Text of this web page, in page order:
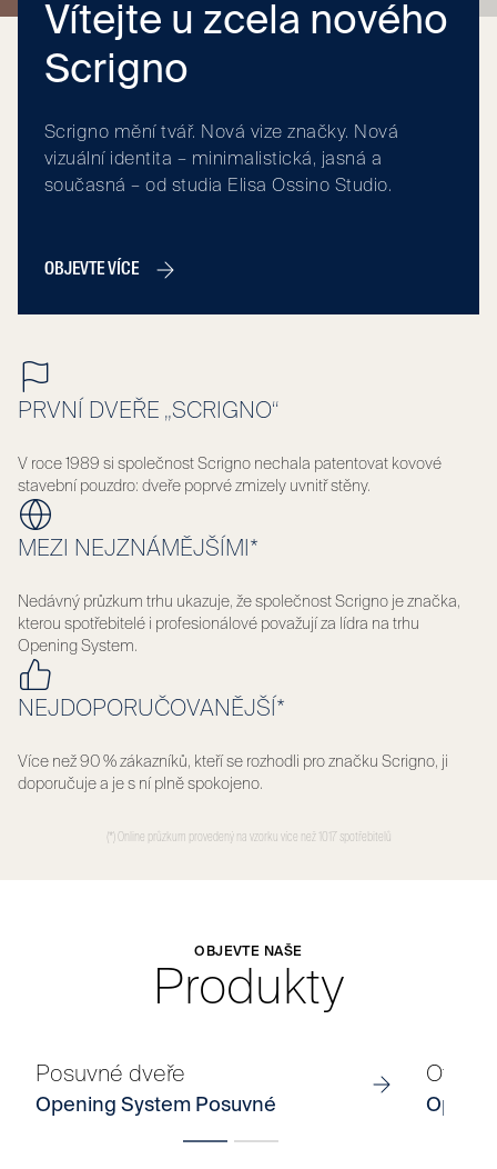
Vítejte u zcela nového
Scrigno
Scrigno mění tvář. Nová vize značky. Nová
vizuální identita – minimalistická, jasná a
současná – od studia Elisa Ossino Studio.
OBJEVTE VÍCE
PRVNÍ DVEŘE „SCRIGNO“
V roce 1989 si společnost Scrigno nechala patentovat kovové
stavební pouzdro: dveře poprvé zmizely uvnitř stěny.
MEZI NEJZNÁMĚJŠÍMI*
Nedávný průzkum trhu ukazuje, že společnost Scrigno je značka,
kterou spotřebitelé i profesionálové považují za lídra na trhu
Opening System.
NEJDOPORUČOVANĚJŠÍ*
Více než 90 % zákazníků, kteří se rozhodli pro značku Scrigno, ji
doporučuje a je s ní plně spokojeno.
(*) Online průzkum provedený na vzorku více než 1017 spotřebitelů
OBJEVTE NAŠE
Produkty
Posuvné dveře
Opening System Posuvné